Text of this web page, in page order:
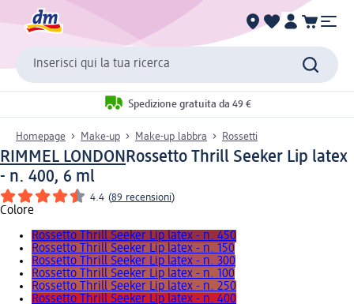
Inserisci qui la tua ricerca
Spedizione gratuita da 49 €
Homepage Make-up Make-up labbra Rossetti
RIMMEL LONDONRossetto Thrill Seeker Lip latex
- n. 400, 6 ml
4.4 (89 recensioni)
Colore
Rossetto Thrill Seeker Lip latex - n. 450
Rossetto Thrill Seeker Lip latex - n. 150
Rossetto Thrill Seeker Lip latex - n. 300
Rossetto Thrill Seeker Lip latex - n. 100
Rossetto Thrill Seeker Lip latex - n. 250
Rossetto Thrill Seeker Lip latex - n. 400